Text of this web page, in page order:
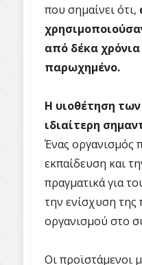
που σημαίνει ότι,
από δέκα
παρωχημένο.
Η υιοθέτηση
ιδιαίτερη
Ένας οργανισμός
εκπαίδευση και
πραγματικά για
την ενίσχυση της
οργανισμού στο
Οι προϊστάμενοι